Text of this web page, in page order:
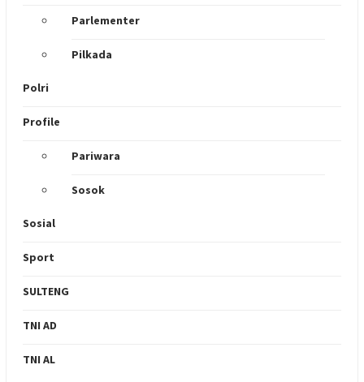
Parlementer
Pilkada
Polri
Profile
Pariwara
Sosok
Sosial
Sport
SULTENG
TNI AD
TNI AL